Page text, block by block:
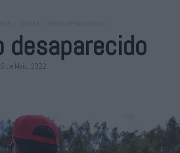
desaparecido
de Maio, 2022